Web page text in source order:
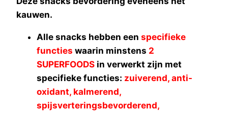
kauwen.
Alle snacks hebben een specifieke
functies waarin minstens 2
SUPERFOODS in verwerkt zijn met
specifieke functies: zuiverend, anti-
oxidant, kalmerend,
spijsverteringsbevorderend,